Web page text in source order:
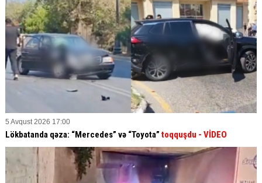
5 Avqust 2026 17:00
Lökbatanda qəza: “Mercedes” və “Toyota” toqquşdu - VİDEO